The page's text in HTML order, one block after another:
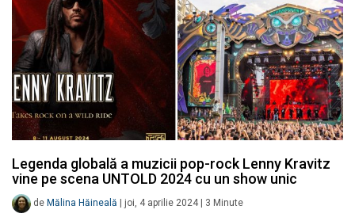
Legenda globală a muzicii pop-rock Lenny Kravitz
vine pe scena UNTOLD 2024 cu un show unic
de Mălina Hăineală joi, 4 aprilie 2024 3 Minute